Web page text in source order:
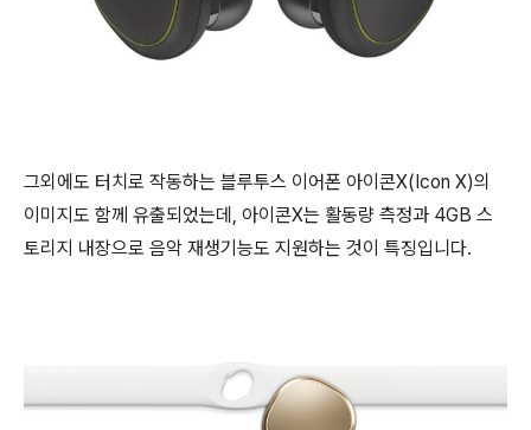
그외에도 터치로 작동하는 블루투스 이어폰 아이콘X(Icon X)의
이미지도 함께 유출되었는데, 아이콘X는 활동량 측정과 4GB 스
토리지 내장으로 음악 재생기능도 지원하는 것이 특징입니다.